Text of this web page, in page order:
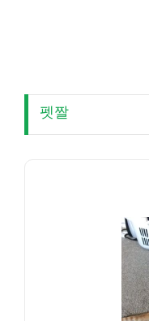
펫짤